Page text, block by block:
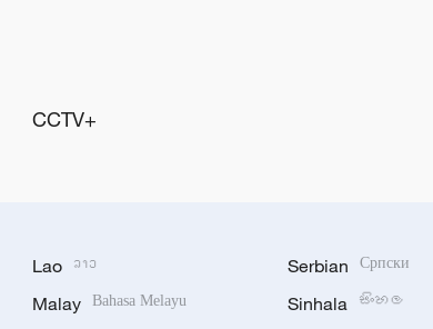
CCTV+
Lao ລາວ
Malay Bahasa Melayu
Serbian Српски
Sinhala සිංහල